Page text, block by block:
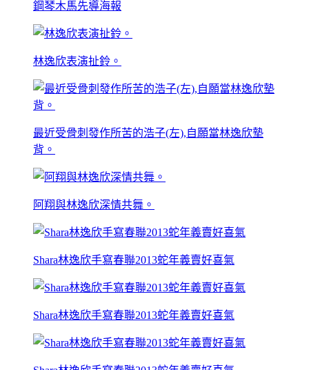
鋼琴木馬先導海報
林逸欣表演扯鈴。
最近受骨刺發作所苦的浩子(左),自願當林逸欣墊
背。
阿翔與林逸欣深情共舞。
Shara林逸欣手寫春聯2013蛇年義賣好喜氣
Shara林逸欣手寫春聯2013蛇年義賣好喜氣